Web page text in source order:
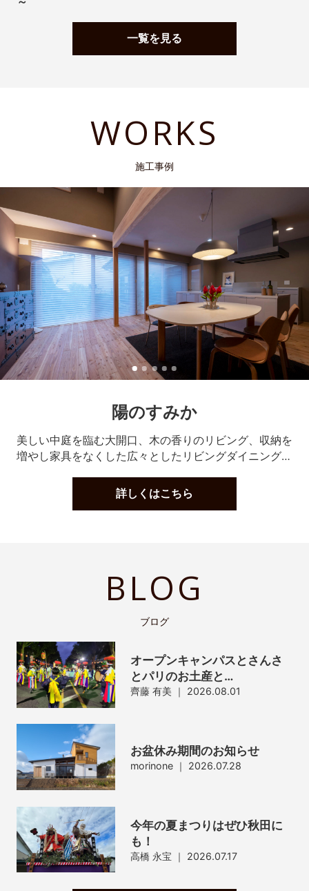
一覧を見る
WORKS
施工事例
陽のすみか
美しい中庭を臨む大開口、木の香りのリビング、収納を
増やし家具をなくした広々としたリビングダイニング。
ゆったりとした時間が流れます。…
詳しくはこちら
BLOG
ブログ
オープンキャンパスとさんさ
とパリのお土産と…
齊藤 有美 ｜ 2026.08.01
お盆休み期間のお知らせ
morinone ｜ 2026.07.28
今年の夏まつりはぜひ秋田に
も！
高橋 永宝 ｜ 2026.07.17